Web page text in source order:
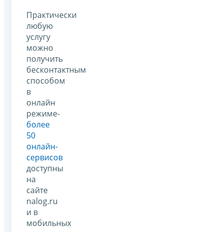
Практически
любую
услугу
можно
получить
бесконтактным
способом
в
онлайн
режиме-
более
50
онлайн-
сервисов
доступны
на
сайте
nalog.ru
и в
мобильных